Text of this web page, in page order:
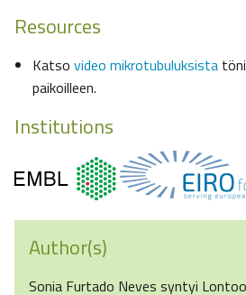
Resources
Katso video mikrotubuluksista
paikoilleen.
Institutions
Author(s)
Sonia Furtado Neves syntyi